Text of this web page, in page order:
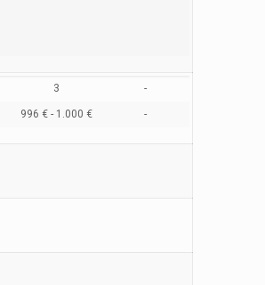
3 -
996 € - 1.000 € -